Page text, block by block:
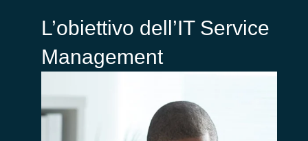
L’obiettivo dell’IT Service
Management